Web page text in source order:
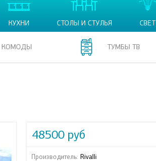
КУХНИ СТОЛЫ И СТУЛЬЯ СВЕТ
КОМОДЫ ТУМБЫ ТВ
48500 руб
Производитель: Rivalli